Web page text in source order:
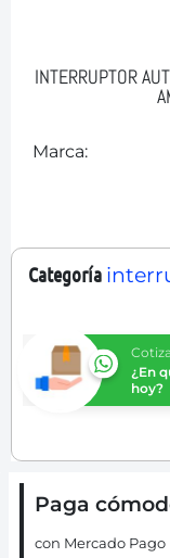
INTERRUPTOR
Marca:
Categoría
¿En
hoy?
Paga
con Mercado Pago